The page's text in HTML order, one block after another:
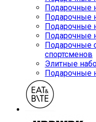
Подарочные
Подарочные
Подарочные
Подарочные
Подарочные
спортсменов
Элитные
Подарочные